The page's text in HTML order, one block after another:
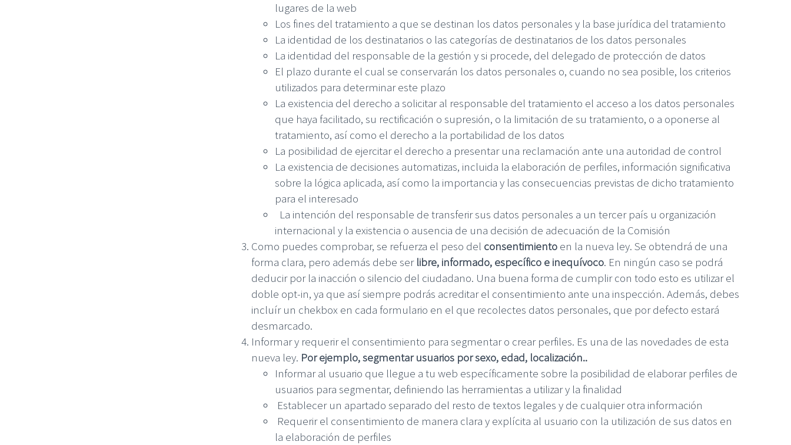
lugares de la web
Los fines del tratamiento a que se destinan los datos personales y la base jurídica del tratamiento
La identidad de los destinatarios o las categorías de destinatarios de los datos personales
La identidad del responsable de la gestión y si procede, del delegado de protección de datos
El plazo durante el cual se conservarán los datos personales o, cuando no sea posible, los criterios
utilizados para determinar este plazo
La existencia del derecho a solicitar al responsable del tratamiento el acceso a los datos personales
que haya facilitado, su rectificación o supresión, o la limitación de su tratamiento, o a oponerse al
tratamiento, así como el derecho a la portabilidad de los datos
La posibilidad de ejercitar el derecho a presentar una reclamación ante una autoridad de control
La existencia de decisiones automatizas, incluida la elaboración de perfiles, información significativa
sobre la lógica aplicada, así como la importancia y las consecuencias previstas de dicho tratamiento
para el interesado
La intención del responsable de transferir sus datos personales a un tercer país u organización
internacional y la existencia o ausencia de una decisión de adecuación de la Comisión
Como puedes comprobar, se refuerza el peso del consentimiento en la nueva ley. Se obtendrá de una
forma clara, pero además debe ser libre, informado, específico e inequívoco. En ningún caso se podrá
deducir por la inacción o silencio del ciudadano. Una buena forma de cumplir con todo esto es utilizar el
doble opt-in, ya que así siempre podrás acreditar el consentimiento ante una inspección. Además, debes
incluír un chekbox en cada formulario en el que recolectes datos personales, que por defecto estará
desmarcado.
Informar y requerir el consentimiento para segmentar o crear perfiles. Es una de las novedades de esta
nueva ley. Por ejemplo, segmentar usuarios por sexo, edad, localización..
Informar al usuario que llegue a tu web específicamente sobre la posibilidad de elaborar perfiles de
usuarios para segmentar, definiendo las herramientas a utilizar y la finalidad
Establecer un apartado separado del resto de textos legales y de cualquier otra información
Requerir el consentimiento de manera clara y explícita al usuario con la utilización de sus datos en
la elaboración de perfiles